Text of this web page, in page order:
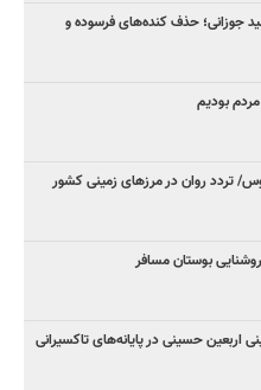
جوزانی؛ حذف کنده‌های فرسوده و
بودیم
تردد روان در مرزهای زمینی کشور
بوستان مسافر
اربعین حسینی در پایانه‌های تاکسیرانی